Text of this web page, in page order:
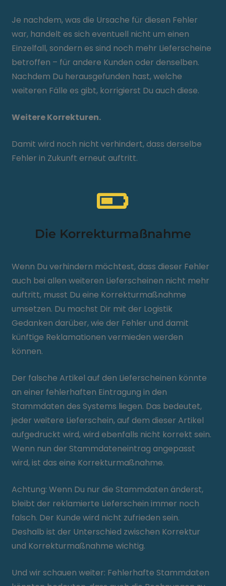
Je nachdem, was die Ursache für diesen Fehler
war, handelt es sich eventuell nicht um einen
Einzelfall, sondern es sind noch mehr Lieferscheine
betroffen – für andere Kunden oder denselben.
Nachdem Du herausgefunden hast, welche
weiteren Fälle es gibt, korrigierst Du auch diese.
Weitere Korrekturen.
Damit wird noch nicht verhindert, dass derselbe
Fehler in Zukunft erneut auftritt.
Die Korrekturmaßnahme
Wenn Du verhindern möchtest, dass dieser Fehler
auch bei allen weiteren Lieferscheinen nicht mehr
auftritt, musst Du eine Korrekturmaßnahme
umsetzen. Du machst Dir mit der Logistik
Gedanken darüber, wie der Fehler und damit
künftige Reklamationen vermieden werden
können.
Der falsche Artikel auf den Lieferscheinen könnte
an einer fehlerhaften Eintragung in den
Stammdaten des Systems liegen. Das bedeutet,
jeder weitere Lieferschein, auf dem dieser Artikel
aufgedruckt wird, wird ebenfalls nicht korrekt sein.
Wenn nun der Stammdateneintrag angepasst
wird, ist das eine Korrekturmaßnahme.
Achtung: Wenn Du nur die Stammdaten änderst,
bleibt der reklamierte Lieferschein immer noch
falsch. Der Kunde wird nicht zufrieden sein.
Deshalb ist der Unterschied zwischen Korrektur
und Korrekturmaßnahme wichtig.
Und wir schauen weiter: Fehlerhafte Stammdaten